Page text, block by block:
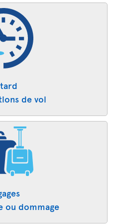
de vol
dommage